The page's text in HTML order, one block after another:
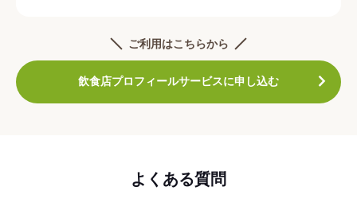
ご利用はこちらから
飲食店プロフィールサービスに申し込む
よくある質問